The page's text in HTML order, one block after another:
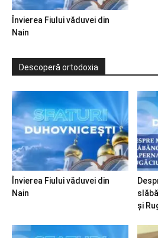
Învierea Fiului văduvei din
Nain
Descoperă ortodoxia
Învierea Fiului văduvei din
Nain
și